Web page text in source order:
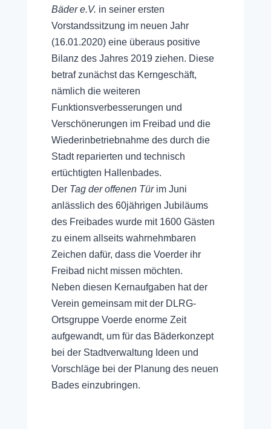
Bäder e.V. in seiner ersten
Vorstandssitzung im neuen Jahr
(16.01.2020) eine überaus positive
Bilanz des Jahres 2019 ziehen. Diese
betraf zunächst das Kerngeschäft,
nämlich die weiteren
Funktionsverbesserungen und
Verschönerungen im Freibad und die
Wiederinbetriebnahme des durch die
Stadt reparierten und technisch
ertüchtigten Hallenbades.
Der Tag der offenen Türim Juni
anlässlich des 60jährigen Jubiläums
des Freibades wurde mit 1600 Gästen
zu einem allseits wahrnehmbaren
Zeichen dafür, dass die Voerder ihr
Freibad nicht missen möchten.
Neben diesen Kernaufgaben hat der
Verein gemeinsam mit der DLRG-
Ortsgruppe Voerde enorme Zeit
aufgewandt, um für das Bäderkonzept
bei der Stadtverwaltung Ideen und
Vorschläge bei der Planung des neuen
Bades einzubringen.